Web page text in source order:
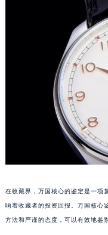
在收藏界，万国核心的鉴定是一项
响着收藏者的投资回报。万国核心
方法和严谨的态度，可以有效地鉴